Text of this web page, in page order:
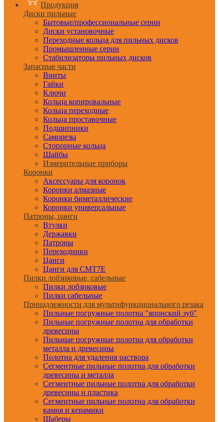
Продукция
Диски пильные
Бытовые/профессиональные серии
Диски установочные
Переходные кольца для пильных дисков
Промышленные серии
Стабилизаторы пильных дисков
Запасные части
Винты
Гайки
Ключи
Кольца копировальные
Кольца переходные
Кольца проставочные
Подшипники
Саморезы
Стопорные кольца
Шайбы
Измерительные приборы
Коронки
Аксессуары для коронок
Коронки алмазные
Коронки биметаллические
Коронки универсальные
Патроны, цанги
Втулки
Державки
Патроны
Переходники
Цанги
Цанги для CMT7E
Пилки лобзиковые, сабельные
Пилки лобзиковые
Пилки сабельные
Принадлежности для мультифункционального резака
Пильные погружные полотна "японский зуб"
Пильные погружные полотна для обработки
древесины
Пильные погружные полотна для обработки
металла и древесины
Полотна для удаления раствора
Сегментные пильные полотна для обработки
древесины и металла
Сегментные пильные полотна для обработки
древесины и пластика
Сегментные пильные полотна для обработки
камня и керамики
Шаберы